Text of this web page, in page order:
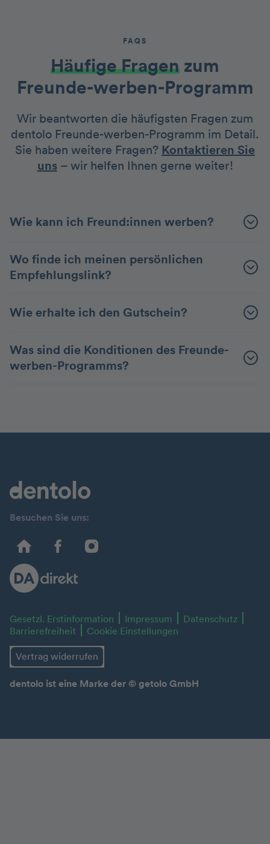
FAQS
Häufige Fragen zum
Freunde-werben-Programm
Wir beantworten die häufigsten Fragen zum
dentolo Freunde-werben-Programm im Detail.
Sie haben weitere Fragen? Kontaktieren Sie
uns– wir helfen Ihnen gerne weiter!
Wie kann ich Freund:innen werben?
Wo finde ich meinen persönlichen
Empfehlungslink?
Wie erhalte ich den Gutschein?
Was sind die Konditionen des Freunde-
werben-Programms?
Besuchen Sie uns:
Gesetzl. Erstinformation Impressum
Datenschutz
Barrierefreiheit
Cookie Einstellungen
Vertrag widerrufen
dentolo ist eine Marke der © getolo GmbH